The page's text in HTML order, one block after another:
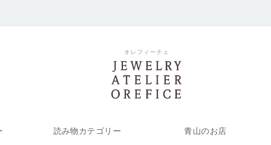
オレフィーチェ
読み物カテゴリー 青山のお店